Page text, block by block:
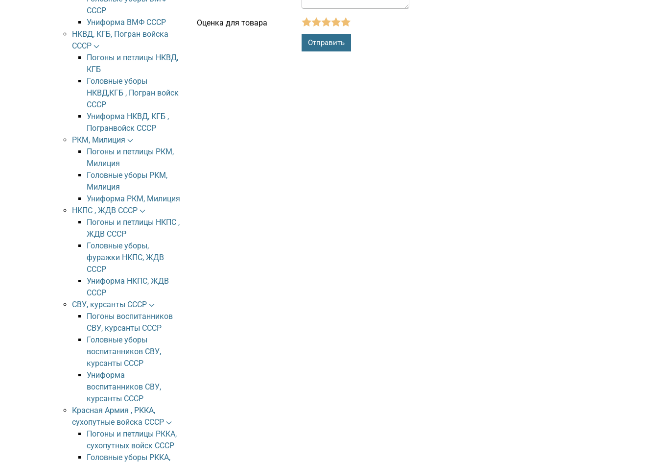
СССР
Униформа ВМФ СССР
НКВД, КГБ, Погран войска
СССР
Погоны и петлицы НКВД,
КГБ
Головные уборы
НКВД,КГБ , Погран войск
СССР
Униформа НКВД, КГБ ,
Погранвойск СССР
РКМ, Милиция
Погоны и петлицы РКМ,
Милиция
Головные уборы РКМ,
Милиция
Униформа РКМ, Милиция
НКПС , ЖДВ СССР
Погоны и петлицы НКПС ,
ЖДВ СССР
Головные уборы,
фуражки НКПС, ЖДВ
СССР
Униформа НКПС, ЖДВ
СССР
СВУ, курсанты СССР
Погоны воспитанников
СВУ, курсанты СССР
Головные уборы
воспитанников СВУ,
курсанты СССР
Униформа
воспитанников СВУ,
курсанты СССР
Красная Армия , РККА,
сухопутные войска СССР
Погоны и петлицы РККА,
сухопутных войск СССР
Головные уборы РККА,
Оценка для товара